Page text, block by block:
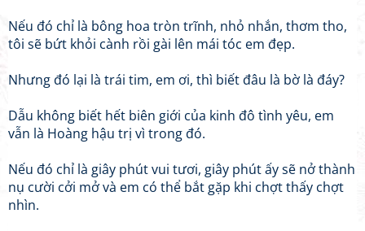
Nếu đó chỉ là bông hoa tròn trĩnh, nhỏ nhắn, thơm tho,
tôi sẽ bứt khỏi cành rồi gài lên mái tóc em đẹp.
Nhưng đó lại là trái tim, em ơi, thì biết đâu là bờ là đáy?
Dẫu không biết hết biên giới của kinh đô tình yêu, em
vẫn là Hoàng hậu trị vì trong đó.
Nếu đó chỉ là giây phút vui tươi, giây phút ấy sẽ nở thành
nụ cười cởi mở và em có thể bắt gặp khi chợt thấy chợt
nhìn.